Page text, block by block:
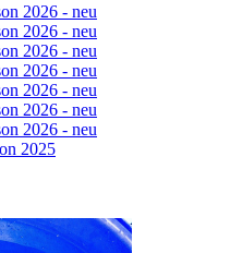
2026 - neu
2026 - neu
2026 - neu
2026 - neu
2026 - neu
2026 - neu
2026 - neu
2025